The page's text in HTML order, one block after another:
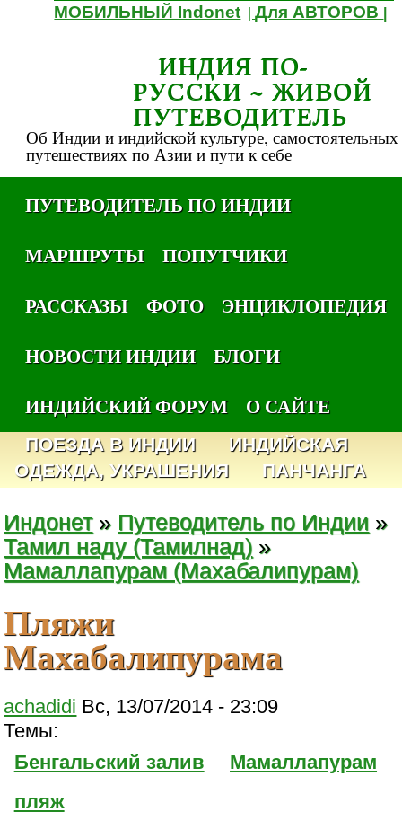
МОБИЛЬНЫЙ Indonet |Для АВТОРОВ
ИНДИЯ ПО-
РУССКИ ~ ЖИВОЙ
ПУТЕВОДИТЕЛЬ
Об Индии и индийской культуре, самостоятельных
путешествиях по Азии и пути к себе
ПУТЕВОДИТЕЛЬ ПО ИНДИИ
МАРШРУТЫ
ПОПУТЧИКИ
РАССКАЗЫ
ФОТО
ЭНЦИКЛОПЕДИЯ
НОВОСТИ ИНДИИ
БЛОГИ
ИНДИЙСКИЙ ФОРУМ
О САЙТЕ
ПОЕЗДА В ИНДИИ
ИНДИЙСКАЯ
ОДЕЖДА, УКРАШЕНИЯ
ПАНЧАНГА
Индонет» Путеводитель по Индии »
Тамил наду (Тамилнад) »
Мамаллапурам (Махабалипурам)
Пляжи
Махабалипурама
achadidi Вс, 13/07/2014 - 23:09
Темы:
Бенгальский залив
Мамаллапурам
пляж